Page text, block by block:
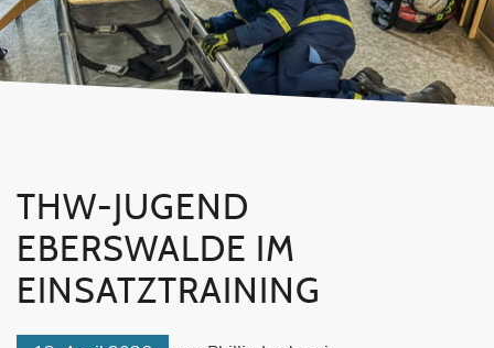
THW-JUGEND
EBERSWALDE IM
EINSATZTRAINING